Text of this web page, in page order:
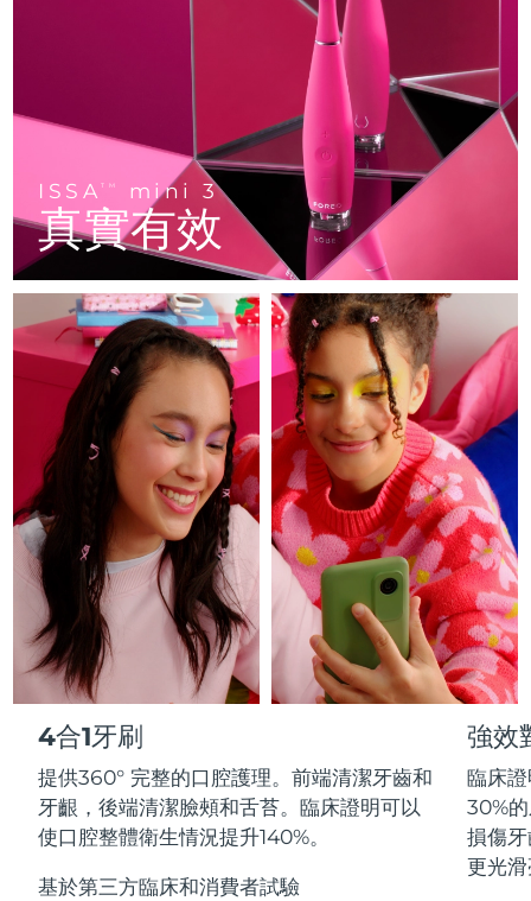
ISSATM mini 3
真實有效
4合1牙刷
提供360° 完整的口腔護理。前端清潔牙齒和
牙齦，後端清潔臉頰和舌苔。臨床證明可以
使口腔整體衛生情況提升140%。
基於第三方臨床和消費者試驗
強效
臨床
30%
損傷
更光
For travel or gym bag
LUNA™護膚
Premium cleansers & balm
LUNA™ 設備
All facial cleansing devices
All premium facelift devices
UFO™ 3 go
Portable red light therapy
面膜
Rejuvenation & hydration
UFO™ 設備
All deep facial hydration devices
issa™ 4 baby
For ages 0-3
issa™ Teeth Whitening Set
Dual LED + sonic device & 18% PAP gel
ISSA™ 設備
All silicone sonic toothbrushes
Advanced clinical anti-aging
FAQ™ 103
Luxurious clinical anti-aging set
FAQ™ P1 Primer
Manuka honey primer
FAQ™護膚品
All FAQ™ skincare
FAQ™產品
All anti-aging treatments
LED mask
FAQ™ 211
Anti-aging neck & décolleté LED mask
FAQ™ 221
Anti-aging LED hand mask
FAQ™護膚品
All FAQ™ skincare
FAQ™產品
All LED treatments
FAQ™ 301
LED hair strengthening scalp massager
FAQ™ Scalp Serum
Scalp recovery probiotic serum
FAQ™護膚品
All FAQ™ skincare
FAQ™產品
All hair treatments
肌膚年輕化
FAQ™ 501
Full-Spectrum Red Light Therapy
FAQ™ 502
Full-Spectrum Red Light Therapy
FAQ™ Red Light Serum
FAQ™ skincare
All FAQ™ skincare
FAQ™ products
All toning treatments
專業治療
PEACH™ 2 Pro Max
Professional IPL hair removal device
PEACH™ 2
IPL hair removal
PEACH™ 2 go
Travel-friendly IPL hair removal
PEACH™ Cooling Prep Gel
Cooling IPL hair removal gel
身體護理
BEAR™ 2 body
Microcurrent body toning
LUNA™ 4 body
Massaging body brush
SUPERCHARGED™ serum
Firming body serum
痘肌護理
ESPADA™ 2 plus
Recurring acne LED therapy
ESPADA™ 2
ESPADA™ Blemish Solution
Concentrated acne gel
眼部護理
BEAR™ 2 eyes & lips
Microcurrent line smoothing device
IRIS™ 2
眼部護膚
Advanced eye care treatment
毛孔護理
KIWI™ derma
Diamond microdermabrasion .
KIWI™
護發
LUNA™ 4 hair
FLIP™ play advanced
牙齒美白
NEW
issa™ Teeth Whitening Set
Dual LED + sonic device & 18% PAP gel
更多的
預計送達日期
預計送達日期8/9/26
預計送達日期8/8/26
丹麥 預計送達日期
愛沙尼亞 預計送達日期
芬蘭 預計送達日期
預計送達日期 8/8/26
法屬玻里尼西亞 預計送達日期8/12/26
德國 預計送達日期8/8/26
直布羅陀 預計送達日期8/12/26
希臘 預計送達日期8/8/26
中國香港特別行政區 預計送達日期8/9/26
匈牙利 預計送達日期8/8/26
冰島
印尼 預計送達日期 8/6/26
愛爾蘭 8/8/26